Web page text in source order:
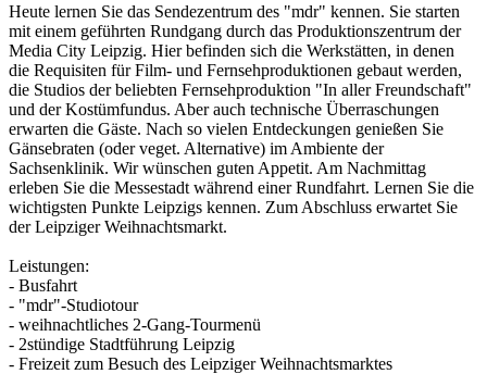
Heute lernen Sie das Sendezentrum des "mdr" kennen. Sie starten
mit einem geführten Rundgang durch das Produktionszentrum der
Media City Leipzig. Hier befinden sich die Werkstätten, in denen
die Requisiten für Film- und Fernsehproduktionen gebaut werden,
die Studios der beliebten Fernsehproduktion "In aller Freundschaft"
und der Kostümfundus. Aber auch technische Überraschungen
erwarten die Gäste. Nach so vielen Entdeckungen genießen Sie
Gänsebraten (oder veget. Alternative) im Ambiente der
Sachsenklinik. Wir wünschen guten Appetit. Am Nachmittag
erleben Sie die Messestadt während einer Rundfahrt. Lernen Sie die
wichtigsten Punkte Leipzigs kennen. Zum Abschluss erwartet Sie
der Leipziger Weihnachtsmarkt.
Leistungen:
- Busfahrt
- "mdr"-Studiotour
- weihnachtliches 2-Gang-Tourmenü
- 2stündige Stadtführung Leipzig
- Freizeit zum Besuch des Leipziger Weihnachtsmarktes